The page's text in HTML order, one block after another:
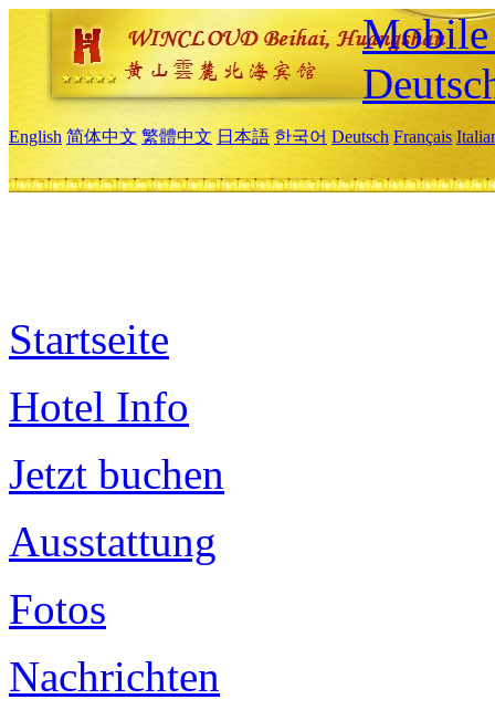
Mobile
English 简体中文 繁體中文 日本語 한국어 Deutsch Français
Startseite
Hotel Info
Jetzt buchen
Ausstattung
Fotos
Nachrichten